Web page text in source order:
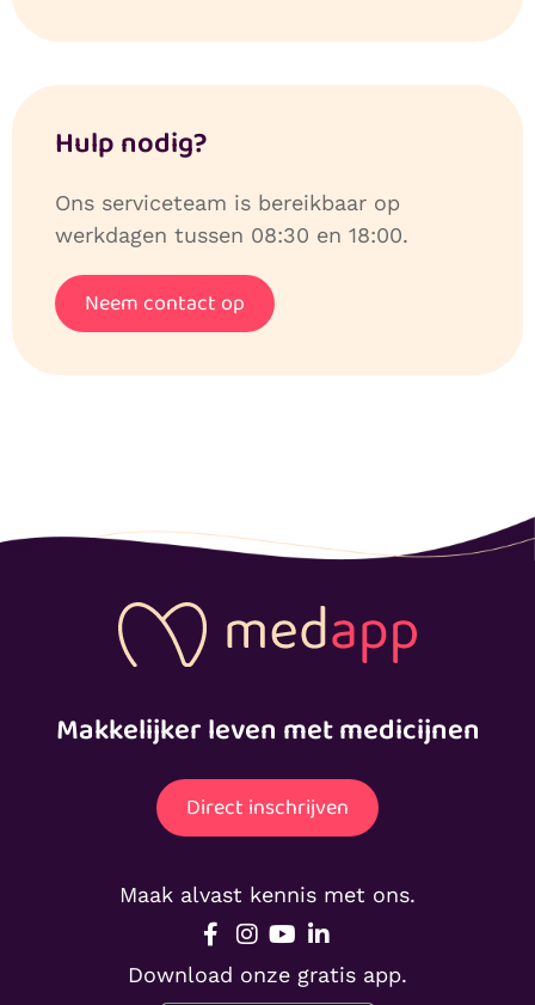
Hulp nodig?
Ons serviceteam is bereikbaar op
werkdagen tussen 08:30 en 18:00.
Neem contact op
Makkelijker leven met medicijnen
Direct inschrijven
Maak alvast kennis met ons.
Download onze gratis app.